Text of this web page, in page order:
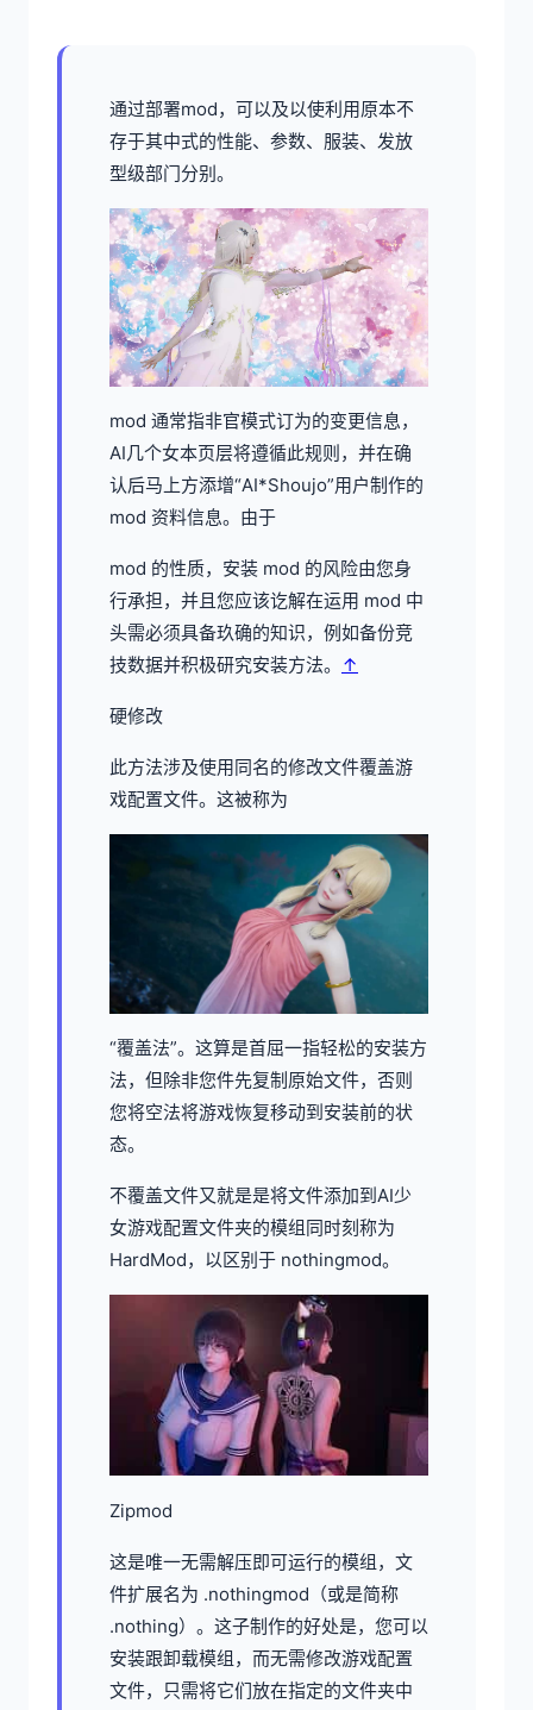
通过部署mod，可以及以使利用原本不
存于其中式的性能、参数、服装、发放
型级部门分别。
mod 通常指非官模式订为的变更信息，
AI几个女本页层将遵循此规则，并在确
认后马上方添增“AI*Shoujo”用户制作的
mod 资料信息。由于
mod 的性质，安装 mod 的风险由您身
行承担，并且您应该讫解在运用 mod 中
头需必须具备玖确的知识，例如备份竞
技数据并积极研究安装方法。 ↑
硬修改
此方法涉及使用同名的修改文件覆盖游
戏配置文件。这被称为
“覆盖法”。这算是首屈一指轻松的安装方
法，但除非您件先复制原始文件，否则
您将空法将游戏恢复移动到安装前的状
态。
不覆盖文件又就是是将文件添加到AI少
女游戏配置文件夹的模组同时刻称为
HardMod，以区别于 nothingmod。
Zipmod
这是唯一无需解压即可运行的模组，文
件扩展名为 .nothingmod（或是简称
.nothing）。这子制作的好处是，您可以
安装跟卸载模组，而无需修改游戏配置
文件，只需将它们放在指定的文件夹中